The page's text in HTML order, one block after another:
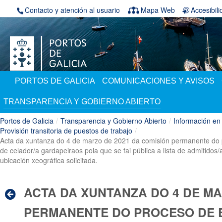
Saltar al contenido
Contacto y atención al usuario Mapa Web
PORTOS DE GALICIA COMUNICACIONES Y AVISOS
TRANSPARENCIA Y GOBIERNO ABIERTO
Portos de Galicia / Transparencia y Gobierno Abierto / Información
Provisión transitoria de puestos de trabajo /
Acta da xuntanza do 4 de marzo de 2021 da comisión permanente
de celador/a gardapeiraos pola que se fai pública a lista de
ubicación xeográfica solicitada.
ACTA DA XUNTANZA DO 4 DE
PERMANENTE DO PROCESO